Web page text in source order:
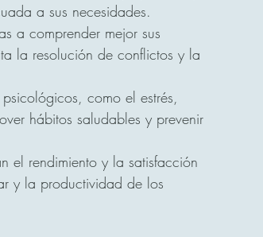
a sus necesidades.
a comprender mejor sus
la resolución de conflictos y la
como el estrés,
hábitos saludables y prevenir
el rendimiento y la satisfacción
y la productividad de los